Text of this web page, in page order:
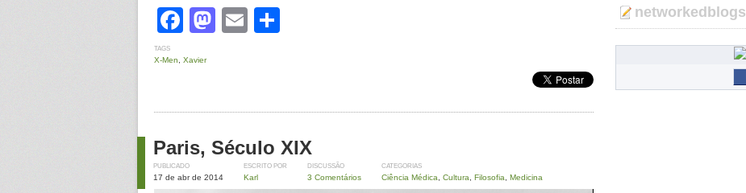
Facebook
Mastodon
Email
TAGS
X-Men Xavier
Paris, Século XIX
PUBLICADO
17 de abr de 2014
ESCRITO POR
Karl
DISCUSSÃO
3 Comentários
CATEGORIAS
Ciência Médica Cultura Filosofia Medicina
networkedblogs